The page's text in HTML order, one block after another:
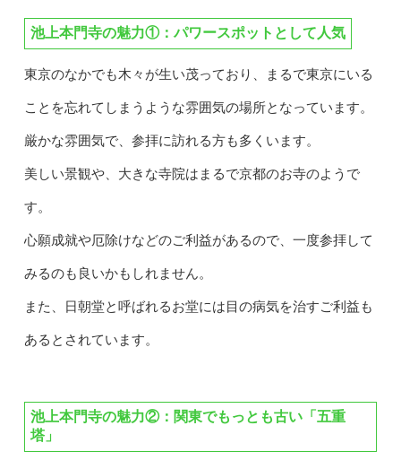
池上本門寺の魅力①：パワースポットとして人気
東京のなかでも木々が生い茂っており、まるで東京にいる
ことを忘れてしまうような雰囲気の場所となっています。
厳かな雰囲気で、参拝に訪れる方も多くいます。
美しい景観や、大きな寺院はまるで京都のお寺のようで
す。
心願成就や厄除けなどのご利益があるので、一度参拝して
みるのも良いかもしれません。
また、日朝堂と呼ばれるお堂には目の病気を治すご利益も
あるとされています。
池上本門寺の魅力②：関東でもっとも古い「 五重
塔」